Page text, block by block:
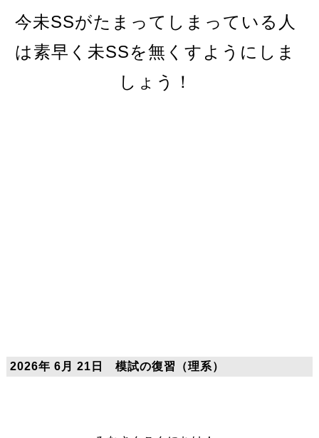
今未SSがたまってしまっている人
は素早く未SSを無くすようにしま
しょう！
2026年 6月 21日 模試の復習（理系）